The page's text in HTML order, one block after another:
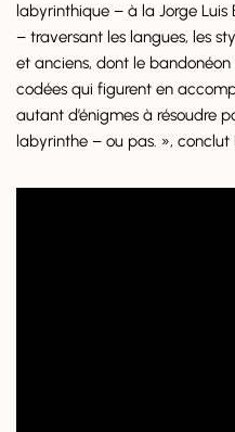
labyrinthique – à la Jorge Luis
– traversant les langues, les
et anciens, dont le bandonéon
codées qui figurent en
autant d’énigmes à résoudre
labyrinthe – ou pas. »,